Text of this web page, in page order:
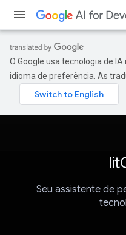
O Google usa tecnologia de
idioma de preferência. As
Seu assistente de